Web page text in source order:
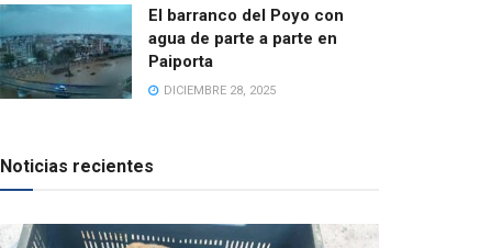
El barranco del Poyo con
agua de parte a parte en
Paiporta
DICIEMBRE 28, 2025
Noticias recientes